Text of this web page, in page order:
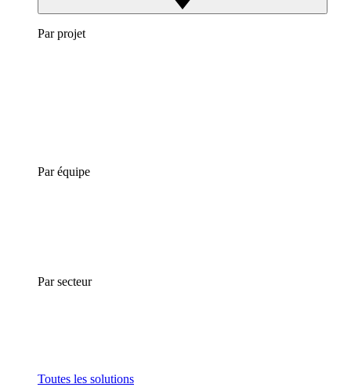
Par projet
Par équipe
Par secteur
Toutes les solutions